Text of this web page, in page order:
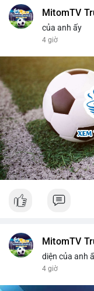
MitomTV
của anh ấy
4 giờ
MitomTV
diện của anh
4 giờ